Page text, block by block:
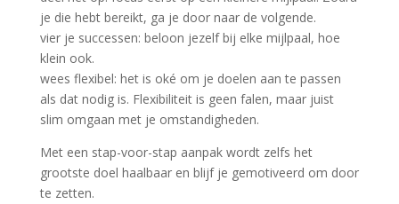
je die hebt bereikt, ga je door naar de volgende.
vier je successen: beloon jezelf bij elke mijlpaal, hoe
klein ook.
wees flexibel: het is oké om je doelen aan te passen
als dat nodig is. Flexibiliteit is geen falen, maar juist
slim omgaan met je omstandigheden.
Met een stap-voor-stap aanpak wordt zelfs het
grootste doel haalbaar en blijf je gemotiveerd om door
te zetten.